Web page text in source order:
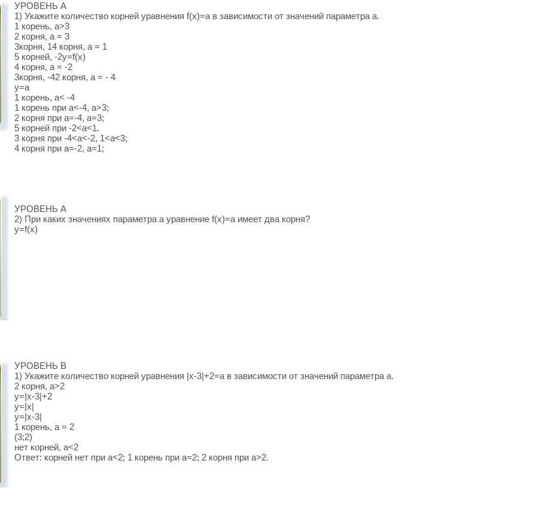
УРОВЕНЬ A
1) Укажите количество корней уравнения f(x)=a в зависимости от значений параметра а.
1 корень, а>3
2 корня, а = 3
3корня, 14 корня, а = 1
5 корней, -2y=f(x)
4 корня, а = -2
3корня, -42 корня, а = - 4
y=a
1 корень, а< -4
1 корень при а<-4, а>3;
2 корня при а=-4, а=3;
5 корней при -2<а<1.
3 корня при -4<а<-2, 1<а<3;
4 корня при а=-2, а=1;
УРОВЕНЬ A
2) При каких значениях параметра а уравнение f(x)=a имеет два корня?
y=f(x)
УРОВЕНЬ В
1) Укажите количество корней уравнения |x-3|+2=a в зависимости от значений параметра а.
2 корня, а>2
y=|x-3|+2
y=|x|
y=|x-3|
1 корень, а = 2
(3;2)
нет корней, а<2
Ответ: корней нет при а<2; 1 корень при а=2; 2 корня при а>2.